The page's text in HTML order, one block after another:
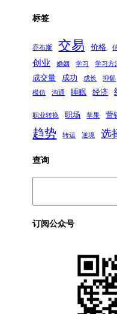
标签
乔布斯 交易 价格
创业 婚姻 学习 学习方
成交量 成功 成长 抑郁
模仿 沟通 睡眠 经济
职业转换 职场 苹果 营
趋势 转运 逆境 选
查询
订阅公众号